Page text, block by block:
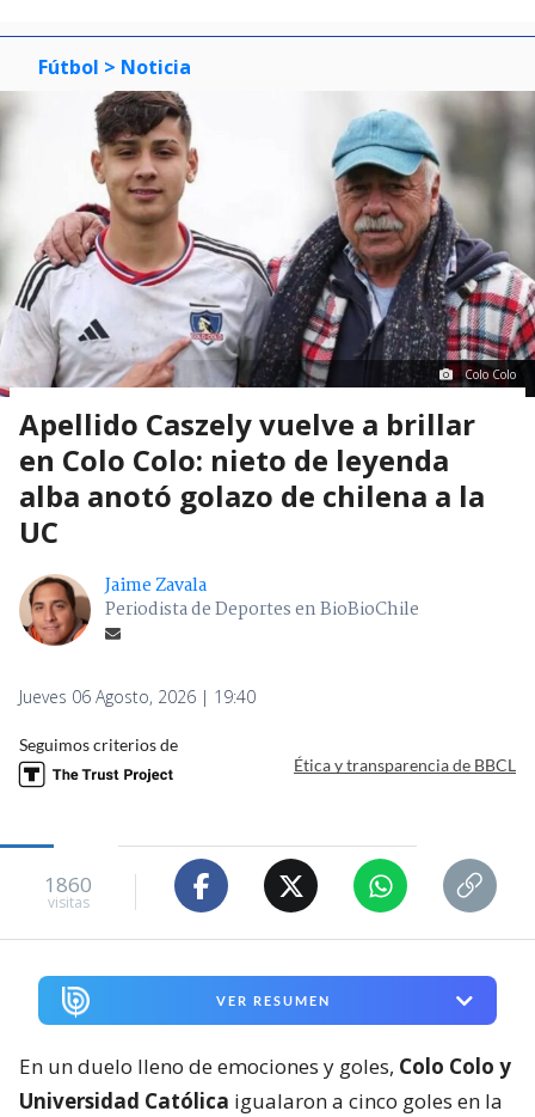
Fútbol > Noticia
Colo Colo
Apellido Caszely vuelve a brillar
en Colo Colo: nieto de leyenda
alba anotó golazo de chilena a la
UC
Jaime Zavala
Periodista de Deportes en BioBioChile
Jueves 06 Agosto, 2026 | 19:40
Seguimos criterios de
Ética y transparencia de BBCL
1860
visitas
VER RESUMEN
En un duelo lleno de emociones y goles, Colo Colo y
Universidad Católica igualaron a cinco goles en la